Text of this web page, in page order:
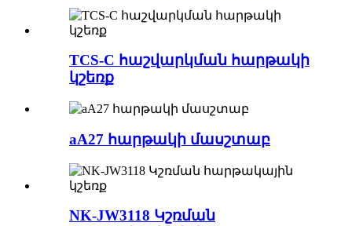
TCS-C հաշվարկման հարթակի
կշեռք
aA27 հարթակի մասշտաբ
NK-JW3118 Կշռման